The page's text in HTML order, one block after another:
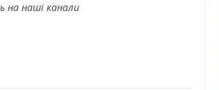
на наші канали